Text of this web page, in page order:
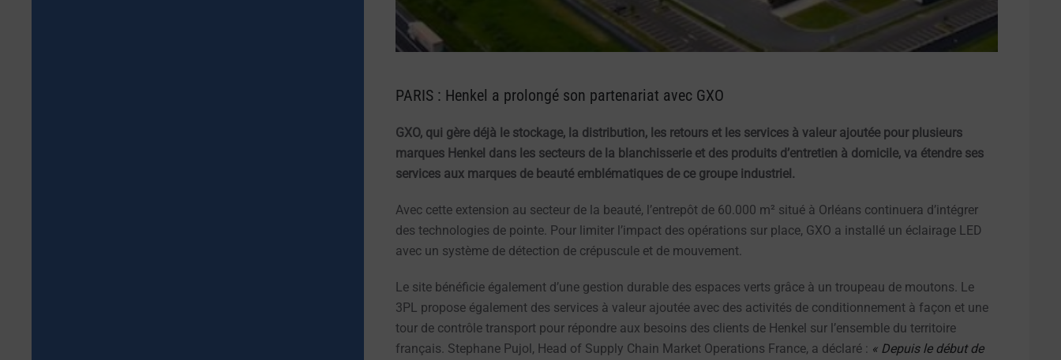
PARIS : Henkel a prolongé son partenariat avec GXO
GXO, qui gère déjà le stockage, la distribution, les retours et les services à valeur ajoutée pour plusieurs
marques Henkel dans les secteurs de la blanchisserie et des produits d’entretien à domicile, va étendre ses
services aux marques de beauté emblématiques de ce groupe industriel.
Avec cette extension au secteur de la beauté, l’entrepôt de 60.000 m² situé à Orléans continuera d’intégrer
des technologies de pointe. Pour limiter l’impact des opérations sur place, GXO a installé un éclairage LED
avec un système de détection de crépuscule et de mouvement.
Le site bénéficie également d’une gestion durable des espaces verts grâce à un troupeau de moutons. Le
3PL propose également des services à valeur ajoutée avec des activités de conditionnement à façon et une
tour de contrôle transport pour répondre aux besoins des clients de Henkel sur l’ensemble du territoire
français. Stephane Pujol, Head of Supply Chain Market Operations France, a déclaré : « Depuis le début de